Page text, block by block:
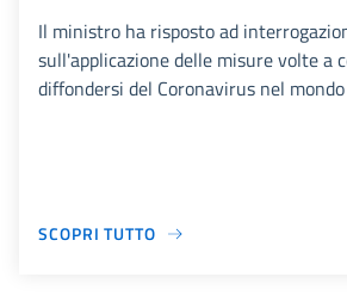
Il ministro ha risposto ad
sull'applicazione delle misure volte a
diffondersi del Coronavirus nel
SCOPRI TUTTO